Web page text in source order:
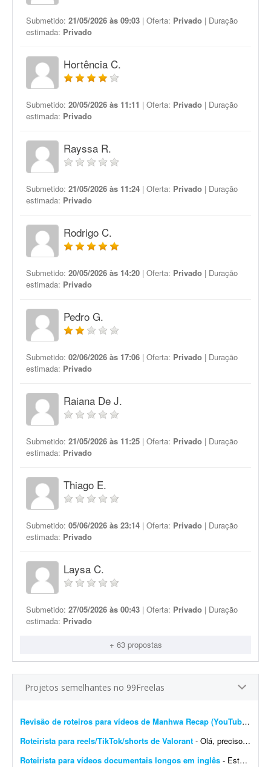
Submetido: 21/05/2026 às 09:03 | Oferta: Privado | Duração
estimada: Privado
Hortência C.
Submetido: 20/05/2026 às 11:11 | Oferta: Privado | Duração
estimada: Privado
Rayssa R.
Submetido: 21/05/2026 às 11:24 | Oferta: Privado | Duração
estimada: Privado
Rodrigo C.
Submetido: 20/05/2026 às 14:20 | Oferta: Privado | Duração
estimada: Privado
Pedro G.
Submetido: 02/06/2026 às 17:06 | Oferta: Privado | Duração
estimada: Privado
Raiana De J.
Submetido: 21/05/2026 às 11:25 | Oferta: Privado | Duração
estimada: Privado
Thiago E.
Submetido: 05/06/2026 às 23:14 | Oferta: Privado | Duração
estimada: Privado
Laysa C.
Submetido: 27/05/2026 às 00:43 | Oferta: Privado | Duração
estimada: Privado
+ 63 propostas
Projetos semelhantes no 99Freelas
Revisão de roteiros para vídeos de Manhwa Recap (YouTube)-
Roteirista para reels/TikTok/shorts de Valorant - Olá, preciso de um roteirista para vídeos curtos do jogo Valorant. Quero expandir a criação do canal iBrunowski - Valorant e, para isso, preciso de ajuda para escrever ...
Roteirista para vídeos documentais longos em inglês - Estou buscando um roteirista com experiência na criação de roteiros para vídeos longos, no estilo documental, que aborde assuntos como crimes reais, histórias assu...